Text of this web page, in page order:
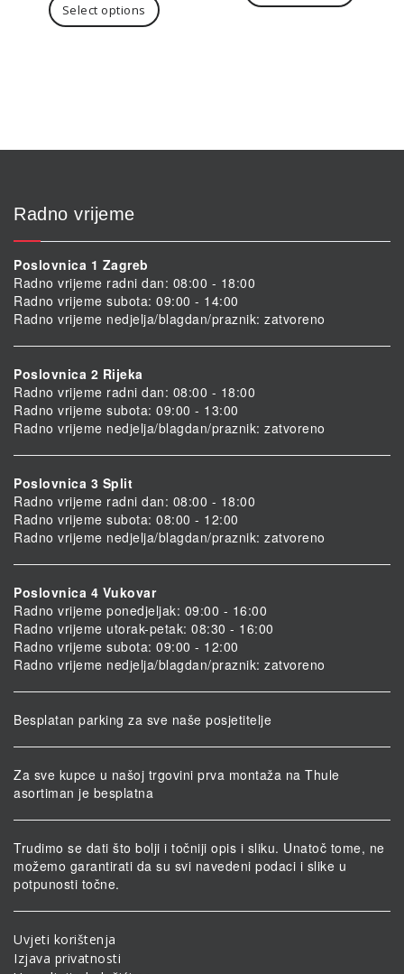
Select options
Radno vrijeme
Poslovnica 1 Zagreb
Radno vrijeme radni dan: 08:00 - 18:00
Radno vrijeme subota: 09:00 - 14:00
Radno vrijeme nedjelja/blagdan/praznik: zatvoreno
Poslovnica 2 Rijeka
Radno vrijeme radni dan: 08:00 - 18:00
Radno vrijeme subota: 09:00 - 13:00
Radno vrijeme nedjelja/blagdan/praznik: zatvoreno
Poslovnica 3 Split
Radno vrijeme radni dan: 08:00 - 18:00
Radno vrijeme subota: 08:00 - 12:00
Radno vrijeme nedjelja/blagdan/praznik: zatvoreno
Poslovnica 4 Vukovar
Radno vrijeme ponedjeljak: 09:00 - 16:00
Radno vrijeme utorak-petak: 08:30 - 16:00
Radno vrijeme subota: 09:00 - 12:00
Radno vrijeme nedjelja/blagdan/praznik: zatvoreno
Besplatan parking za sve naše posjetitelje
Za sve kupce u našoj trgovini prva montaža na Thule
asortiman je besplatna
Trudimo se dati što bolji i točniji opis i sliku. Unatoč tome, ne
možemo garantirati da su svi navedeni podaci i slike u
potpunosti točne.
Uvjeti korištenja
Izjava privatnosti